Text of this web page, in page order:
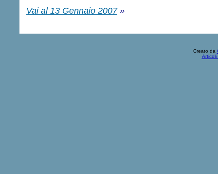
Vai al 13 Gennaio 2007»
Creato da
Articoli